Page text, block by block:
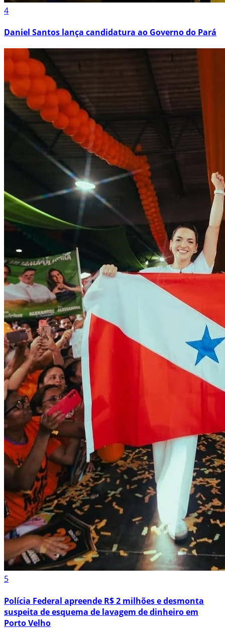
4
Daniel Santos lança candidatura ao Governo do Pará
5
Polícia Federal apreende R$ 2 milhões e desmonta
suspeita de esquema de lavagem de dinheiro em
Porto Velho